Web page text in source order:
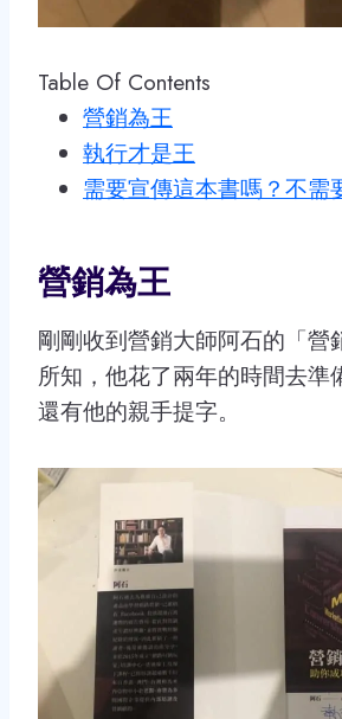
Table Of Contents
營銷為王
執行才是王
需要宣傳這本書嗎？不需
營銷為王
剛剛收到營銷大師阿石的「營
所知，他花了兩年的時間去準
還有他的親手提字。